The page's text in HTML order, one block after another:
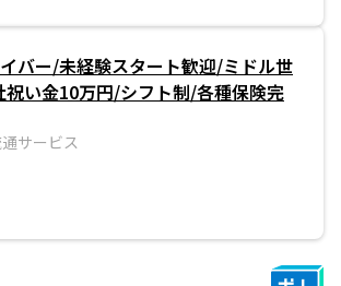
バー/未経験スタート歓迎/ミドル世
い金10万円/シフト制/各種保険完
サービス